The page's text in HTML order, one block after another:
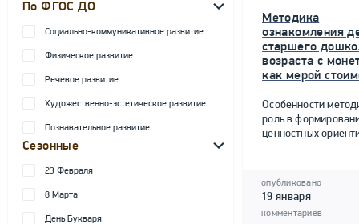
По ФГОС ДО
Социально-коммуникативное развитие
Физическое развитие
Речевое развитие
Художественно-эстетическое развитие
Познавательное развитие
Сезонные
23 Февраля
8 Марта
День Букваря
Методика
ознакомления
старшего
возраста с
как мерой
Особенности
роль в
ценностных
опубликовано
19 января
комментариев